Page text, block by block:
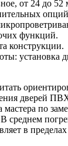
от 24 до 52
функций.
конструкции.
установка
дверей
мастера по
среднем
в